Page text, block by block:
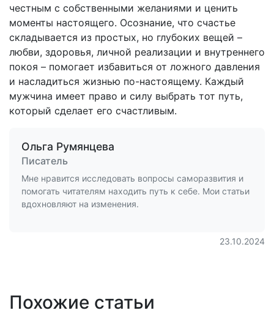
честным с собственными желаниями и ценить
моменты настоящего. Осознание, что счастье
складывается из простых, но глубоких вещей –
любви, здоровья, личной реализации и внутреннего
покоя – помогает избавиться от ложного давления
и насладиться жизнью по-настоящему. Каждый
мужчина имеет право и силу выбрать тот путь,
который сделает его счастливым.
Ольга Румянцева
Писатель
Мне нравится исследовать вопросы саморазвития и
помогать читателям находить путь к себе. Мои статьи
вдохновляют на изменения.
23.10.2024
Похожие статьи